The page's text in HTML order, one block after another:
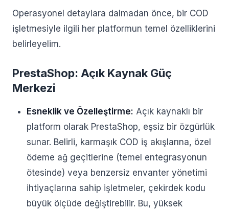
Operasyonel detaylara dalmadan önce, bir COD
işletmesiyle ilgili her platformun temel özelliklerini
belirleyelim.
PrestaShop: Açık Kaynak Güç
Merkezi
Esneklik ve Özelleştirme: Açık kaynaklı bir
platform olarak PrestaShop, eşsiz bir özgürlük
sunar. Belirli, karmaşık COD iş akışlarına, özel
ödeme ağ geçitlerine (temel entegrasyonun
ötesinde) veya benzersiz envanter yönetimi
ihtiyaçlarına sahip işletmeler, çekirdek kodu
büyük ölçüde değiştirebilir. Bu, yüksek